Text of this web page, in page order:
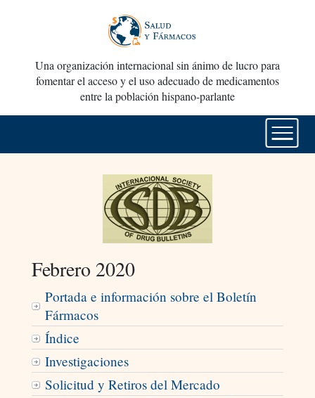
Una organización internacional sin ánimo de lucro para
fomentar el acceso y el uso adecuado de medicamentos
entre la población hispano-parlante
Febrero 2020
Portada e información sobre el Boletín
Fármacos
Índice
Investigaciones
Solicitud y Retiros del Mercado